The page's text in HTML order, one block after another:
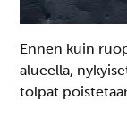
Ennen kuin
alueella,
tolpat